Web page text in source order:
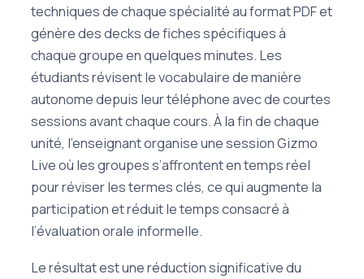
techniques de chaque spécialité au format PDF et
génère des decks de fiches spécifiques à
chaque groupe en quelques minutes. Les
étudiants révisent le vocabulaire de manière
autonome depuis leur téléphone avec de courtes
sessions avant chaque cours. À la fin de chaque
unité, l’enseignant organise une session Gizmo
Live où les groupes s’affrontent en temps réel
pour réviser les termes clés, ce qui augmente la
participation et réduit le temps consacré à
l’évaluation orale informelle.
Le résultat est une réduction significative du